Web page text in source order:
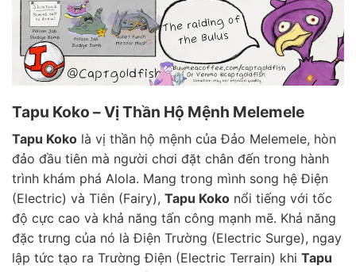
Tapu Koko – Vị Thần Hộ Mệnh Melemele
Tapu Koko là vị thần hộ mệnh của Đảo Melemele, hòn
đảo đầu tiên mà người chơi đặt chân đến trong hành
trình khám phá Alola. Mang trong mình song hệ Điện
(Electric) và Tiên (Fairy), Tapu Koko nổi tiếng với tốc
độ cực cao và khả năng tấn công mạnh mẽ. Khả năng
đặc trưng của nó là Điện Trường (Electric Surge), ngay
lập tức tạo ra Trường Điện (Electric Terrain) khi Tapu